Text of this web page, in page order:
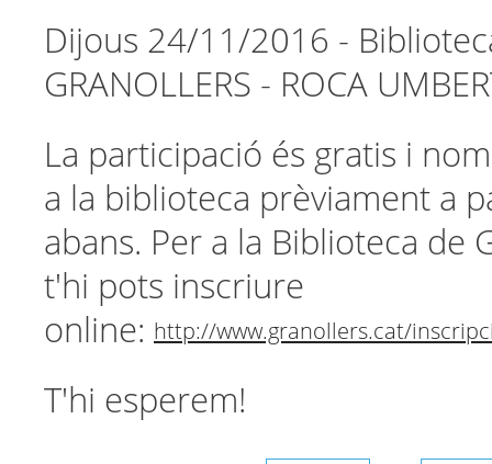
Dijous 24/11/2016 -
GRANOLLERS - ROCA
La participació és gratis i
a la biblioteca prèviament a
abans. Per a la Biblioteca de
t'hi pots inscriure
online: http://www.granollers.cat/
T'hi esperem!